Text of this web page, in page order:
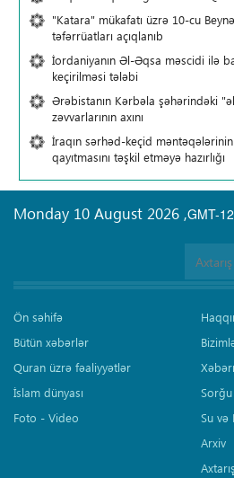
"Katara" mükafatı üzrə 10-cu
təfərrüatları açıqlanıb
İordaniyanın Əl-Əqsa məscidi ilə
keçirilməsi tələbi
Ərəbistanın Kərbəla şəhərindəki
zəvvarlarının axını
İraqın sərhəd-keçid
qayıtmasını təşkil etməyə hazırlığı
GMT-
Monday 10 August 2026 ,
Ön səhifə
Bütün xəbərlər
Quran üzrə fəaliyyətlər
İslam dünyası
Foto - Video
Sorğu
Su və
Arxiv
Axtarış